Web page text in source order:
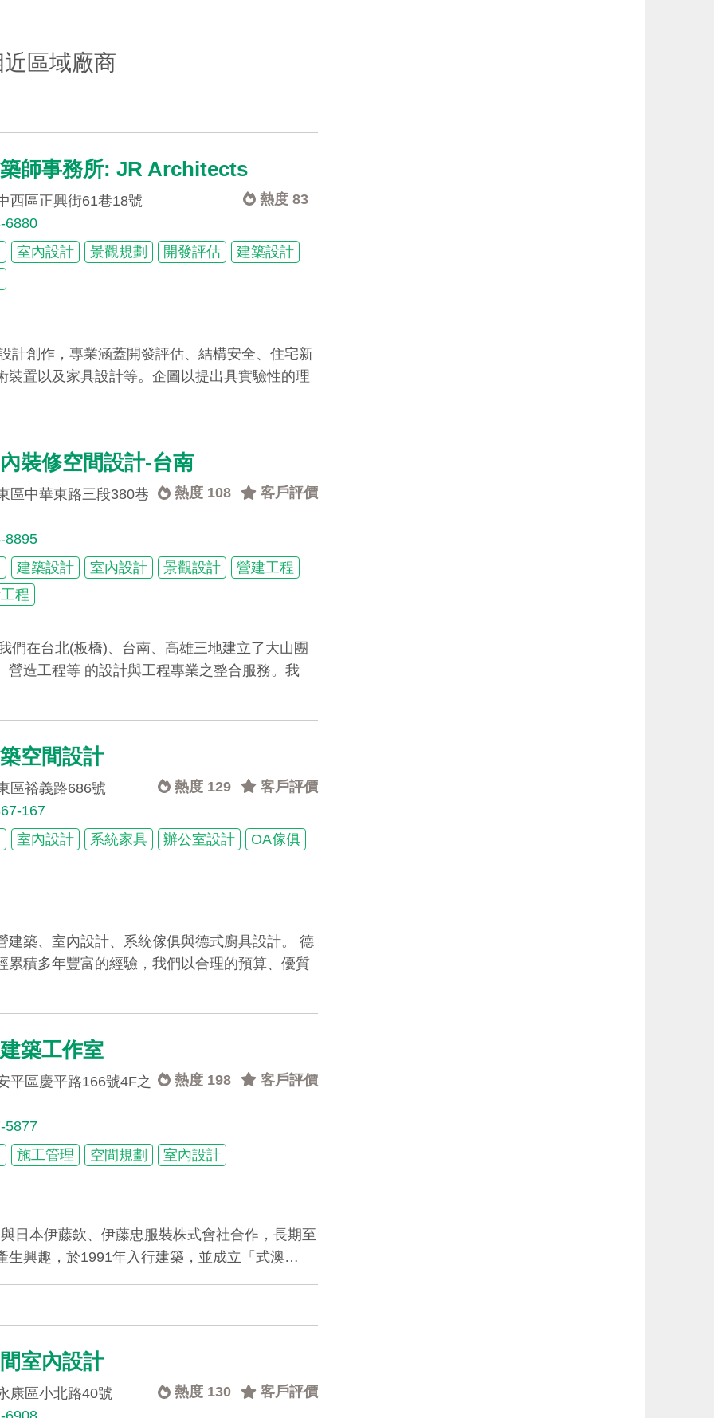
區域廠商
師事務所: JR Architects
熱度 83
西區正興街61巷18號
6880
室內設計 景觀規劃 開發評估
建築設計
計創作，專業涵蓋開發評估、結構安全、住宅新
置以及家具設計等。企圖以提出具實驗性的理
裝修空間設計-台南
熱度 108 客戶評價
區中華東路三段380巷
8895
建築設計 室內設計 景觀設計
營建工程
程
們在台北(板橋)、台南、高雄三地建立了大山團
造工程等 的設計與工程專業之整合服務。我
空間設計
熱度 129 客戶評價
區裕義路686號
167
室內設計 系統家具 辦公室設計 OA傢俱
築、室內設計、系統傢俱與德式廚具設計。 德
積多年豐富的經驗，我們以合理的預算、優質
築工作室
熱度 198 客戶評價
平區慶平路166號4F之
5877
施工管理 空間規劃 室內設計
日本伊藤欽、伊藤忠服裝株式會社合作，長期至
生興趣，於1991年入行建築，並成立「式澳…
室內設計
熱度 130 客戶評價
康區小北路40號